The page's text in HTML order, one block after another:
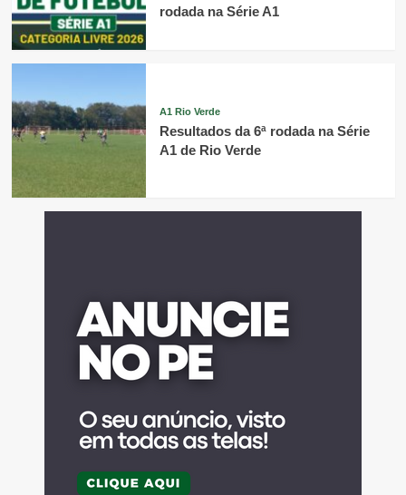
rodada na Série A1
A1 Rio Verde
Resultados da 6ª rodada na Série
A1 de Rio Verde